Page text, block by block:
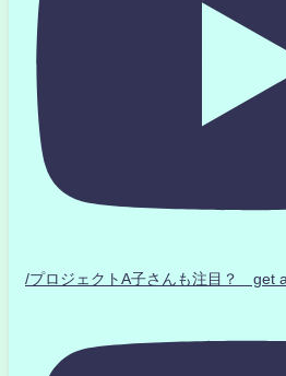
/プロジェクトA子さんも注目？ get